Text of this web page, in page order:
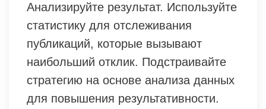
Анализируйте результат. Используйте
статистику для отслеживания
публикаций, которые вызывают
наибольший отклик. Подстраивайте
стратегию на основе анализа данных
для повышения результативности.